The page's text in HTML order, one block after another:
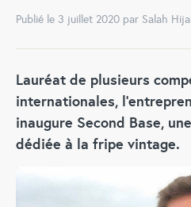
Publié le 3 juillet 2020 par Salah
Lauréat de plusieurs
internationales,
inaugure Second Base,
dédiée à la fripe vintage.